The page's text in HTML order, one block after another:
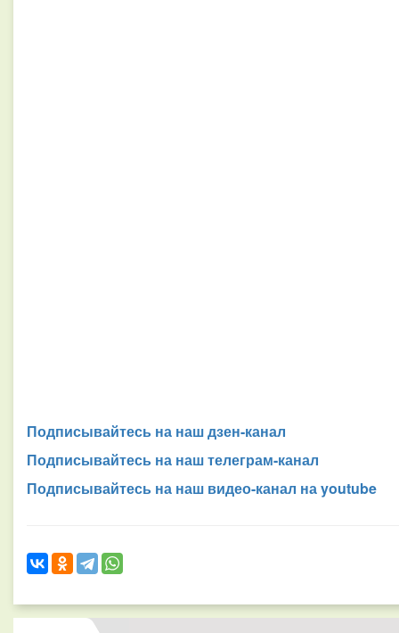
Подписывайтесь на наш дзен-канал
Подписывайтесь на наш телеграм-канал
Подписывайтесь на наш видео-канал на youtube